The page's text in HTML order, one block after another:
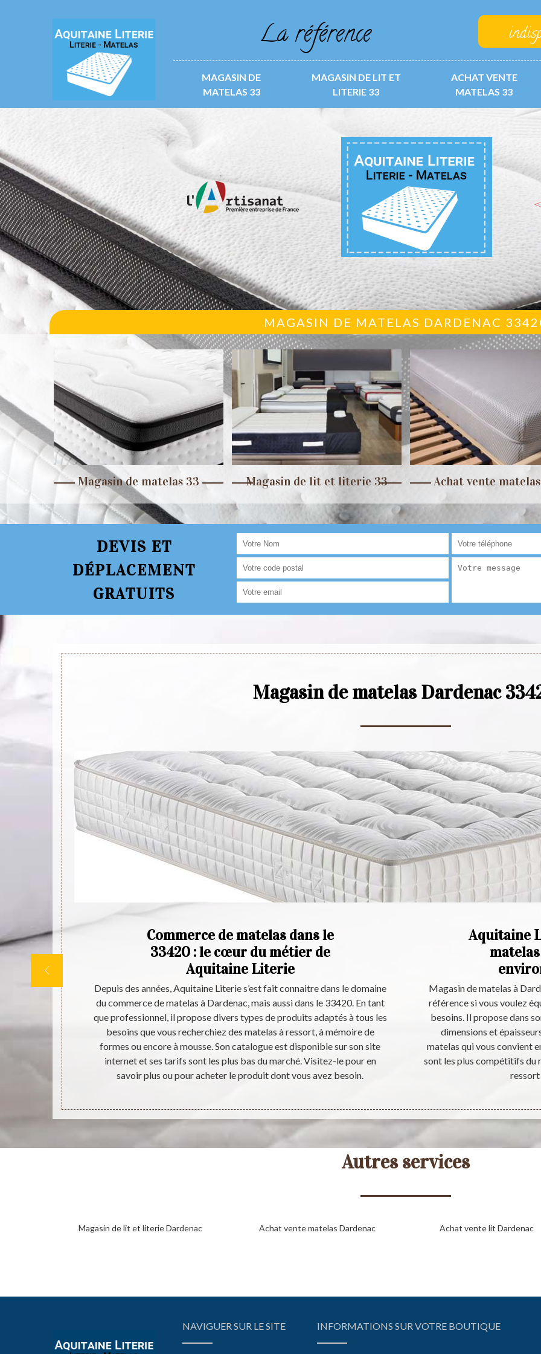
La référence
MAGASIN DE
MATELAS 33
MAGASIN DE LIT ET
LITERIE 33
ACHAT VENTE
MATELAS 33
MAGASIN DE MATELAS DARDENAC
Magasin de matelas 33 Magasin de lit et literie 33 Achat vente
DEVIS ET
DÉPLACEMENT
GRATUITS
Magasin de matelas Dardenac
et ses
Commerce de matelas dans le
33420 : le cœur du métier de
Aquitaine Literie
Depuis des années, Aquitaine Literie s’est fait connaitre dans le domaine
du commerce de matelas à Dardenac, mais aussi dans le 33420. En tant
que professionnel, il propose divers types de produits adaptés à tous les
besoins que vous recherchiez des matelas à ressort, à mémoire de
formes ou encore à mousse. Son catalogue est disponible sur son site
internet et ses tarifs sont les plus bas du marché. Visitez-le pour en
savoir plus ou pour acheter le produit dont vous avez besoin.
Aquitaine
Magasin de matelas à
référence si vous voulez
besoins. Il propose dans
dimensions et
matelas qui vous convient
sont les plus compétitifs du
ressort
Autres services
Magasin de lit et literie Dardenac Achat vente matelas Dardenac Achat vente lit Dardenac
NAVIGUER SUR LE SITE INFORMATIONS SUR VOTRE BOUTIQUE